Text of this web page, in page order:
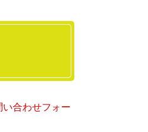
合わせフォー